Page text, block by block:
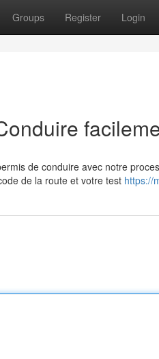
Groups Register Login
de conduire avec notre
de la route et votre test https://